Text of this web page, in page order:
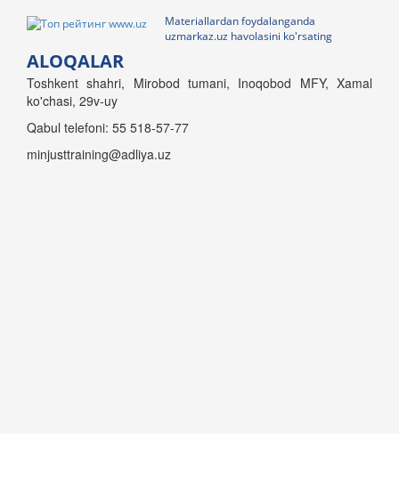
Materiallardan foydalanganda
uzmarkaz.uz havolasini ko'rsating
ALOQALAR
Toshkent shahri, Mirobod tumani, Inoqobod MFY, Xamal
ko'chasi, 29v-uy
Qabul telefoni: 55 518-57-77
minjusttraining@adliya.uz